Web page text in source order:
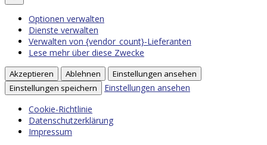
Optionen verwalten
Dienste verwalten
Verwalten von {vendor_count}-Lieferanten
Lese mehr über diese Zwecke
Akzeptieren Ablehnen
Einstellungen ansehen
Einstellungen speichern
Einstellungen ansehen
Cookie-Richtlinie
Datenschutzerklärung
Impressum